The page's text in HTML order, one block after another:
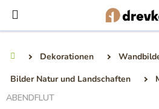
Inhalt
springen
Dekorationen
Bilder Natur und Landschaften
ABENDFLUT